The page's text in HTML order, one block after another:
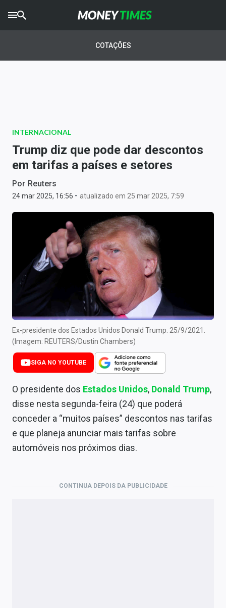
AGROTIMES
Newsletters
Money Trader
Anuncie
Últimas Notícias
Cotações
Comprar ou vender?
Carteiras Recomendadas
Central de Dividendos
Central de Fundos Imobiliários
Central dos IPOs
Renda Fixa
Mercados
COTAÇÕES
INTERNACIONAL
Trump diz que pode dar descontos
em tarifas a países e setores
Por Reuters
24 mar 2025, 16:56 - atualizado em 25 mar 2025, 7:59
Ex-presidente dos Estados Unidos Donald Trump. 25/9/2021.
(Imagem: REUTERS/Dustin Chambers)
SIGA NO YOUTUBE
O presidente dos Estados Unidos, Donald Trump,
disse nesta segunda-feira (24) que poderá
conceder a “muitos países” descontos nas tarifas
e que planeja anunciar mais tarifas sobre
automóveis nos próximos dias.
CONTINUA DEPOIS DA PUBLICIDADE